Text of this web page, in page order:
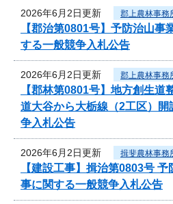
2026年6月2日更新 郡上農林事務
【郡治第0801号】予防治山
する一般競争入札公告
2026年6月2日更新 郡上農林事務
【郡林第0801号】地方創生
道大谷から大栃線（2工区）
争入札公告
2026年6月2日更新 揖斐農林事務
【建設工事】揖治第0803号
事に関する一般競争入札公告